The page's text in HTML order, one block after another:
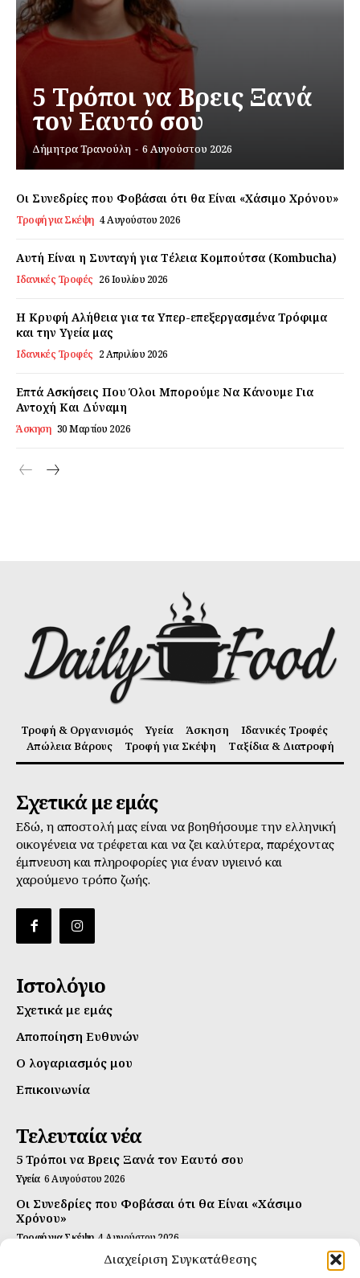
Διαχείριση Συγκατάθεσης
5 Τρόποι να Βρεις Ξανά
τον Εαυτό σου
Δήμητρα Τρανούλη - 6 Αυγούστου 2026
Οι Συνεδρίες που Φοβάσαι ότι θα Είναι «Χάσιμο Χρόνου»
Τροφή για Σκέψη 4 Αυγούστου 2026
Αυτή Είναι η Συνταγή για Τέλεια Κομπούτσα (Kombucha)
Ιδανικές Τροφές 26 Ιουλίου 2026
Η Κρυφή Αλήθεια για τα Υπερ-επεξεργασμένα Τρόφιμα
και την Υγεία μας
Ιδανικές Τροφές 2 Απριλίου 2026
Επτά Ασκήσεις Που Όλοι Μπορούμε Να Κάνουμε Για
Αντοχή Και Δύναμη
Άσκηση 30 Μαρτίου 2026
Τροφή & Οργανισμός Υγεία Άσκηση
Ιδανικές Τροφές
Απώλεια Βάρους
Τροφή για Σκέψη Ταξίδια & Διατροφή
Σχετικά με εμάς
Εδώ, η αποστολή μας είναι να βοηθήσουμε την ελληνική
οικογένεια να τρέφεται και να ζει καλύτερα, παρέχοντας
έμπνευση και πληροφορίες για έναν υγιεινό και
χαρούμενο τρόπο ζωής.
Ιστολόγιο
Σχετικά με εμάς
Αποποίηση Ευθυνών
Ο λογαριασμός μου
Επικοινωνία
Τελευταία νέα
5 Τρόποι να Βρεις Ξανά τον Εαυτό σου
Υγεία 6 Αυγούστου 2026
Οι Συνεδρίες που Φοβάσαι ότι θα Είναι «Χάσιμο
Χρόνου»
Τροφή για Σκέψη 4 Αυγούστου 2026
Αυτή Είναι η Συνταγή για Τέλεια Κομπούτσα